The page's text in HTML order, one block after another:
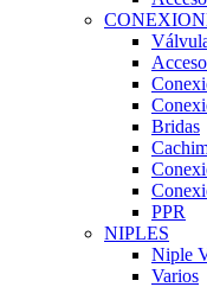
Bridas
PPR
NIPLES
Niple
Varios